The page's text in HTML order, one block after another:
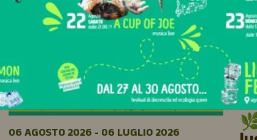
06 AGOSTO 2026 - 06 LUGLIO 2026